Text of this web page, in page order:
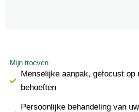
Mijn troeven
Menselijke aanpak, gefocust op
behoeften
Persoonlijke behandeling van